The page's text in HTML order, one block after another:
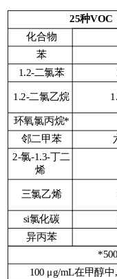
25种VOC
化合物
苯
1.2-二氯苯
1.2-二氯乙烷
环氧氯丙烷*
邻二甲苯
2-氯-1.3-丁二
烯
三氯乙烯
si氯化碳
异丙苯
100 μg/mL在甲醇